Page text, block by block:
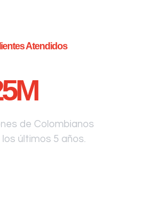
Atendidos
M
de Colombianos
últimos 5 años.